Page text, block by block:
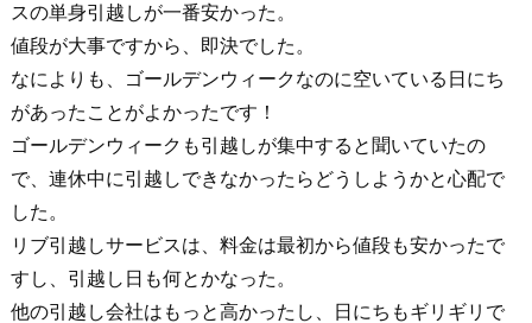
スの単身引越しが一番安かった。
値段が大事ですから、即決でした。
なによりも、ゴールデンウィークなのに空いている日にち
があったことがよかったです！
ゴールデンウィークも引越しが集中すると聞いていたの
で、連休中に引越しできなかったらどうしようかと心配で
した。
リブ引越しサービスは、料金は最初から値段も安かったで
すし、引越し日も何とかなった。
他の引越し会社はもっと高かったし、日にちもギリギリで